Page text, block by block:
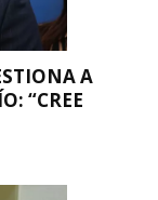
A
“CREE